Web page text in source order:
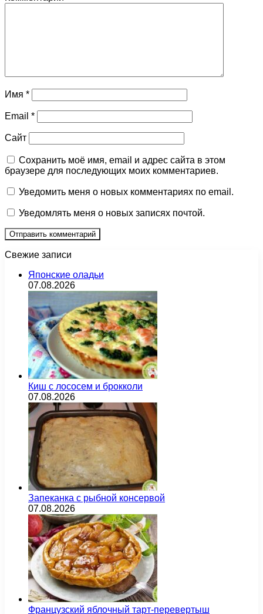
Имя *
Email *
Сайт
Сохранить моё имя, email и адрес сайта в этом
браузере для последующих моих комментариев.
Уведомить меня о новых комментариях по email.
Уведомлять меня о новых записях почтой.
Свежие записи
Японские оладьи
07.08.2026
Киш с лососем и брокколи
07.08.2026
Запеканка с рыбной консервой
07.08.2026
Французский яблочный тарт-перевертыш